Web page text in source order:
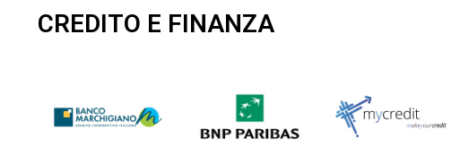
CREDITO E FINANZA